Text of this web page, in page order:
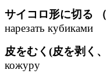
サイコロ形に切る
нарезать кубиками
皮をむく(皮を剥く
кожуру